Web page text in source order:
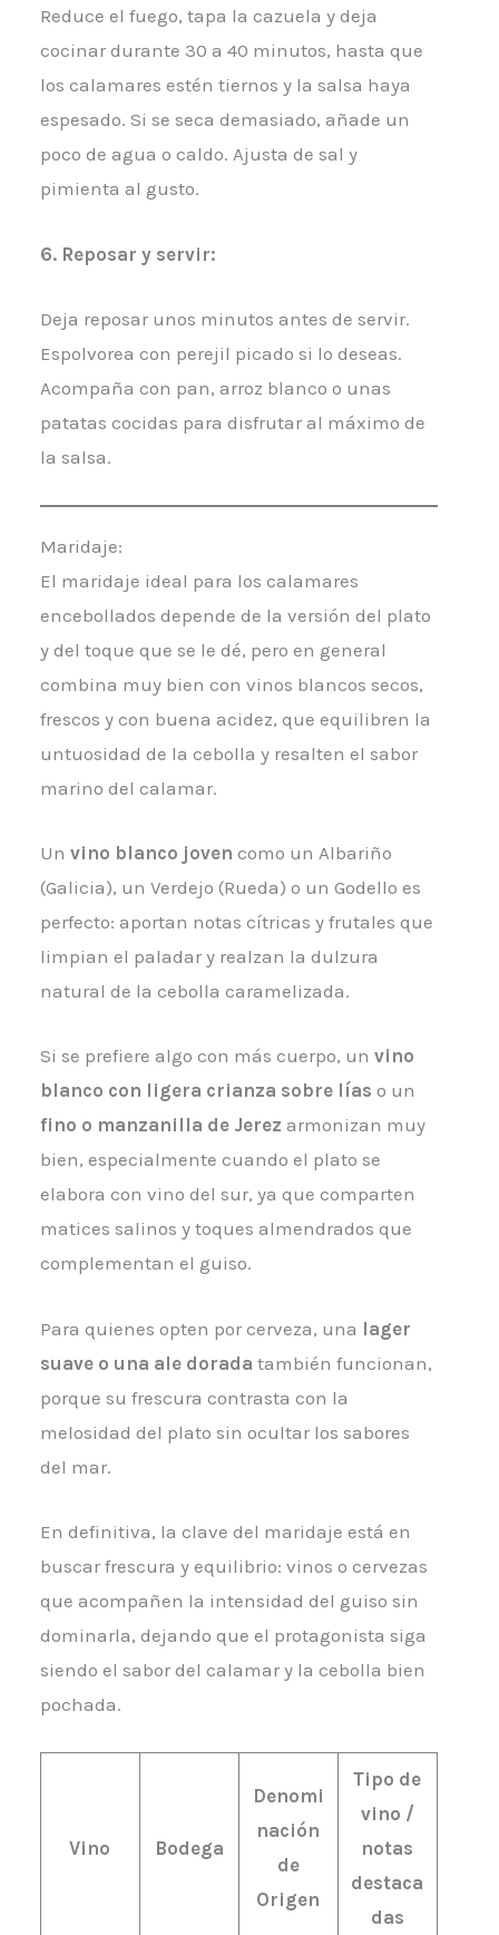
Reduce el fuego, tapa la cazuela y deja
cocinar durante 30 a 40 minutos, hasta que
los calamares estén tiernos y la salsa haya
espesado. Si se seca demasiado, añade un
poco de agua o caldo. Ajusta de sal y
pimienta al gusto.
6. Reposar y servir:
Deja reposar unos minutos antes de servir.
Espolvorea con perejil picado si lo deseas.
Acompaña con pan, arroz blanco o unas
patatas cocidas para disfrutar al máximo de
la salsa.
Maridaje:
El maridaje ideal para los calamares
encebollados depende de la versión del plato
y del toque que se le dé, pero en general
combina muy bien con vinos blancos secos,
frescos y con buena acidez, que equilibren la
untuosidad de la cebolla y resalten el sabor
marino del calamar.
Un vino blanco joven como un Albariño
(Galicia), un Verdejo (Rueda) o un Godello es
perfecto: aportan notas cítricas y frutales que
limpian el paladar y realzan la dulzura
natural de la cebolla caramelizada.
Si se prefiere algo con más cuerpo, un vino
blanco con ligera crianza sobre lías o un
fino o manzanilla de Jerez armonizan muy
bien, especialmente cuando el plato se
elabora con vino del sur, ya que comparten
matices salinos y toques almendrados que
complementan el guiso.
Para quienes opten por cerveza, una lager
suave o una ale dorada también funcionan,
porque su frescura contrasta con la
melosidad del plato sin ocultar los sabores
del mar.
En definitiva, la clave del maridaje está en
buscar frescura y equilibrio: vinos o cervezas
que acompañen la intensidad del guiso sin
dominarla, dejando que el protagonista siga
siendo el sabor del calamar y la cebolla bien
pochada.
Vino Bodega
Denomi
nación
de
Origen
Tipo de
vino /
notas
destaca
das